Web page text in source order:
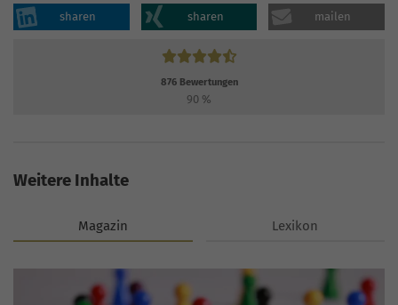
sharen sharen mailen
876Bewertungen
90 %
Weitere Inhalte
Magazin Lexikon